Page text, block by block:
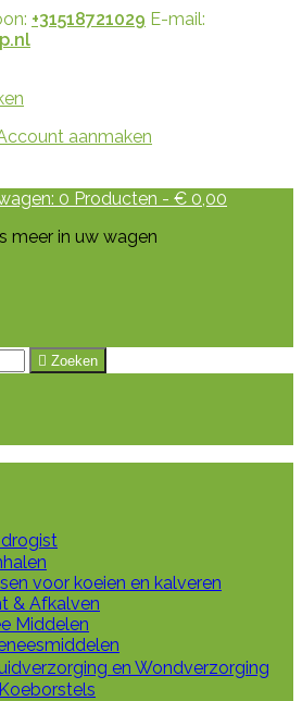
+31518721029 E-mail:
aanmaken
0 Producten - € 0,00
meer in uw wagen
 Zoeken
voor koeien en kalveren
& Afkalven
Middelen
en Wondverzorging
Koeborstels